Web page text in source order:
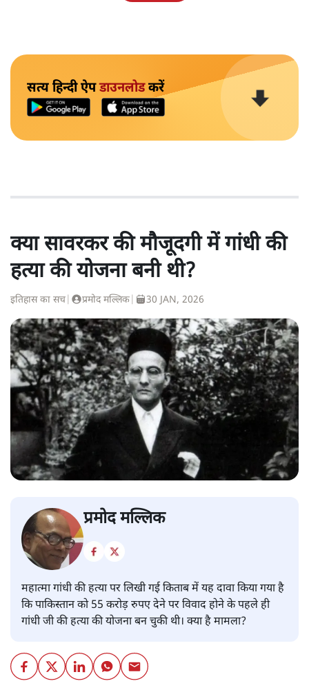
सत्य हिन्दी ऐपडाउनलोडकरें
क्या सावरकर की मौजूदगी में गांधी की
हत्या की योजना बनी थी?
इतिहास का सच प्रमोद मल्लिक 30 JAN, 2026
प्रमोद मल्लिक
महात्मा गांधी की हत्या पर लिखी गई किताब में यह दावा किया गया है
कि पाकिस्तान को 55 करोड़ रुपए देने पर विवाद होने के पहले ही
गांधी जी की हत्या की योजना बन चुकी थी। क्या है मामला?